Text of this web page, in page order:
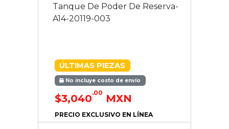
Tanque De Poder De Reserva-
A14-20119-003
ÚLTIMAS PIEZAS
No incluye costo de envío
$3,040.00 MXN
PRECIO EXCLUSIVO EN LÍNEA